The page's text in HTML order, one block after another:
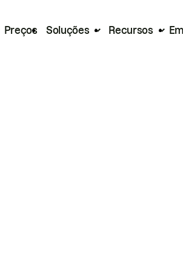
Preços Soluções Recursos